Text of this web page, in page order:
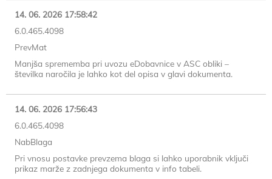
14. 06. 2026 17:58:42
6.0.465.4098
PrevMat
Manjša sprememba pri uvozu eDobavnice v ASC obliki –
številka naročila je lahko kot del opisa v glavi dokumenta.
14. 06. 2026 17:56:43
6.0.465.4098
NabBlaga
Pri vnosu postavke prevzema blaga si lahko uporabnik vključi
prikaz marže z zadnjega dokumenta v info tabeli.